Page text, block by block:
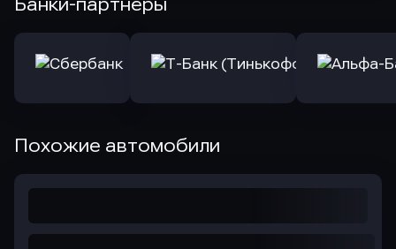
Банки-партнеры
Похожие автомобили